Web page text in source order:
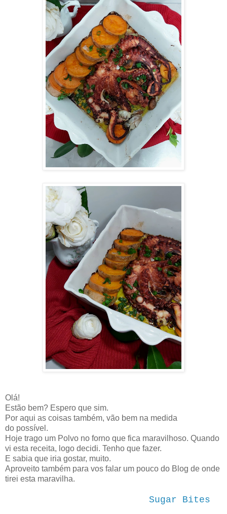
Olá!
Estão bem? Espero que sim.
Por aqui as coisas também, vão bem na medida
do possível.
Hoje trago um Polvo no forno que fica maravilhoso. Quando
vi esta receita, logo decidi. Tenho que fazer.
E sabia que iria gostar, muito.
Aproveito também para vos falar um pouco do Blog de onde
tirei esta maravilha.
Sugar Bites